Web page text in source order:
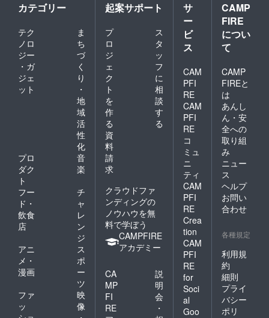
カテゴリー
テク
ノロ
ジー
・ガ
ジェ
ット
ま
ち
づ
く
り
・
地
域
活
性
化
プロ
ダク
ト
音
楽
フー
ド・
飲食
店
チ
ャ
レ
ン
ジ
アニ
メ・
漫画
ス
ポ
ー
ツ
ファ
ッ
映
像
起案サポート
プ
ロ
ジ
ェ
ク
ト
を
作
る
ス
タ
ッ
フ
に
相
談
す
る
資
料
請
求
クラウドファ
ンディングの
ノウハウを無
料で学ぼう
CAMPFIRE
アカデミー
CA
MP
FI
RE
説
明
会
・
サ
ー
ビ
ス
CAM
PFI
RE
CAM
PFI
RE
コ
ミュ
ニ
ティ
CAM
PFI
RE
Crea
tion
CAM
PFI
RE
for
Soci
al
Goo
CAMP
FIRE
につい
て
CAMP
FIREと
は
あんし
ん・安
全への
取り組
み
ニュー
ス
ヘルプ
お問い
合わせ
各種規定
利用規
約
細則
プライ
バシー
ポリ